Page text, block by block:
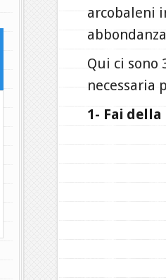
arcobaleni
Qui ci sono
necessaria
1- Fai